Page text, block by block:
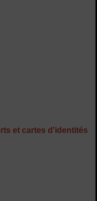
et cartes d'identités